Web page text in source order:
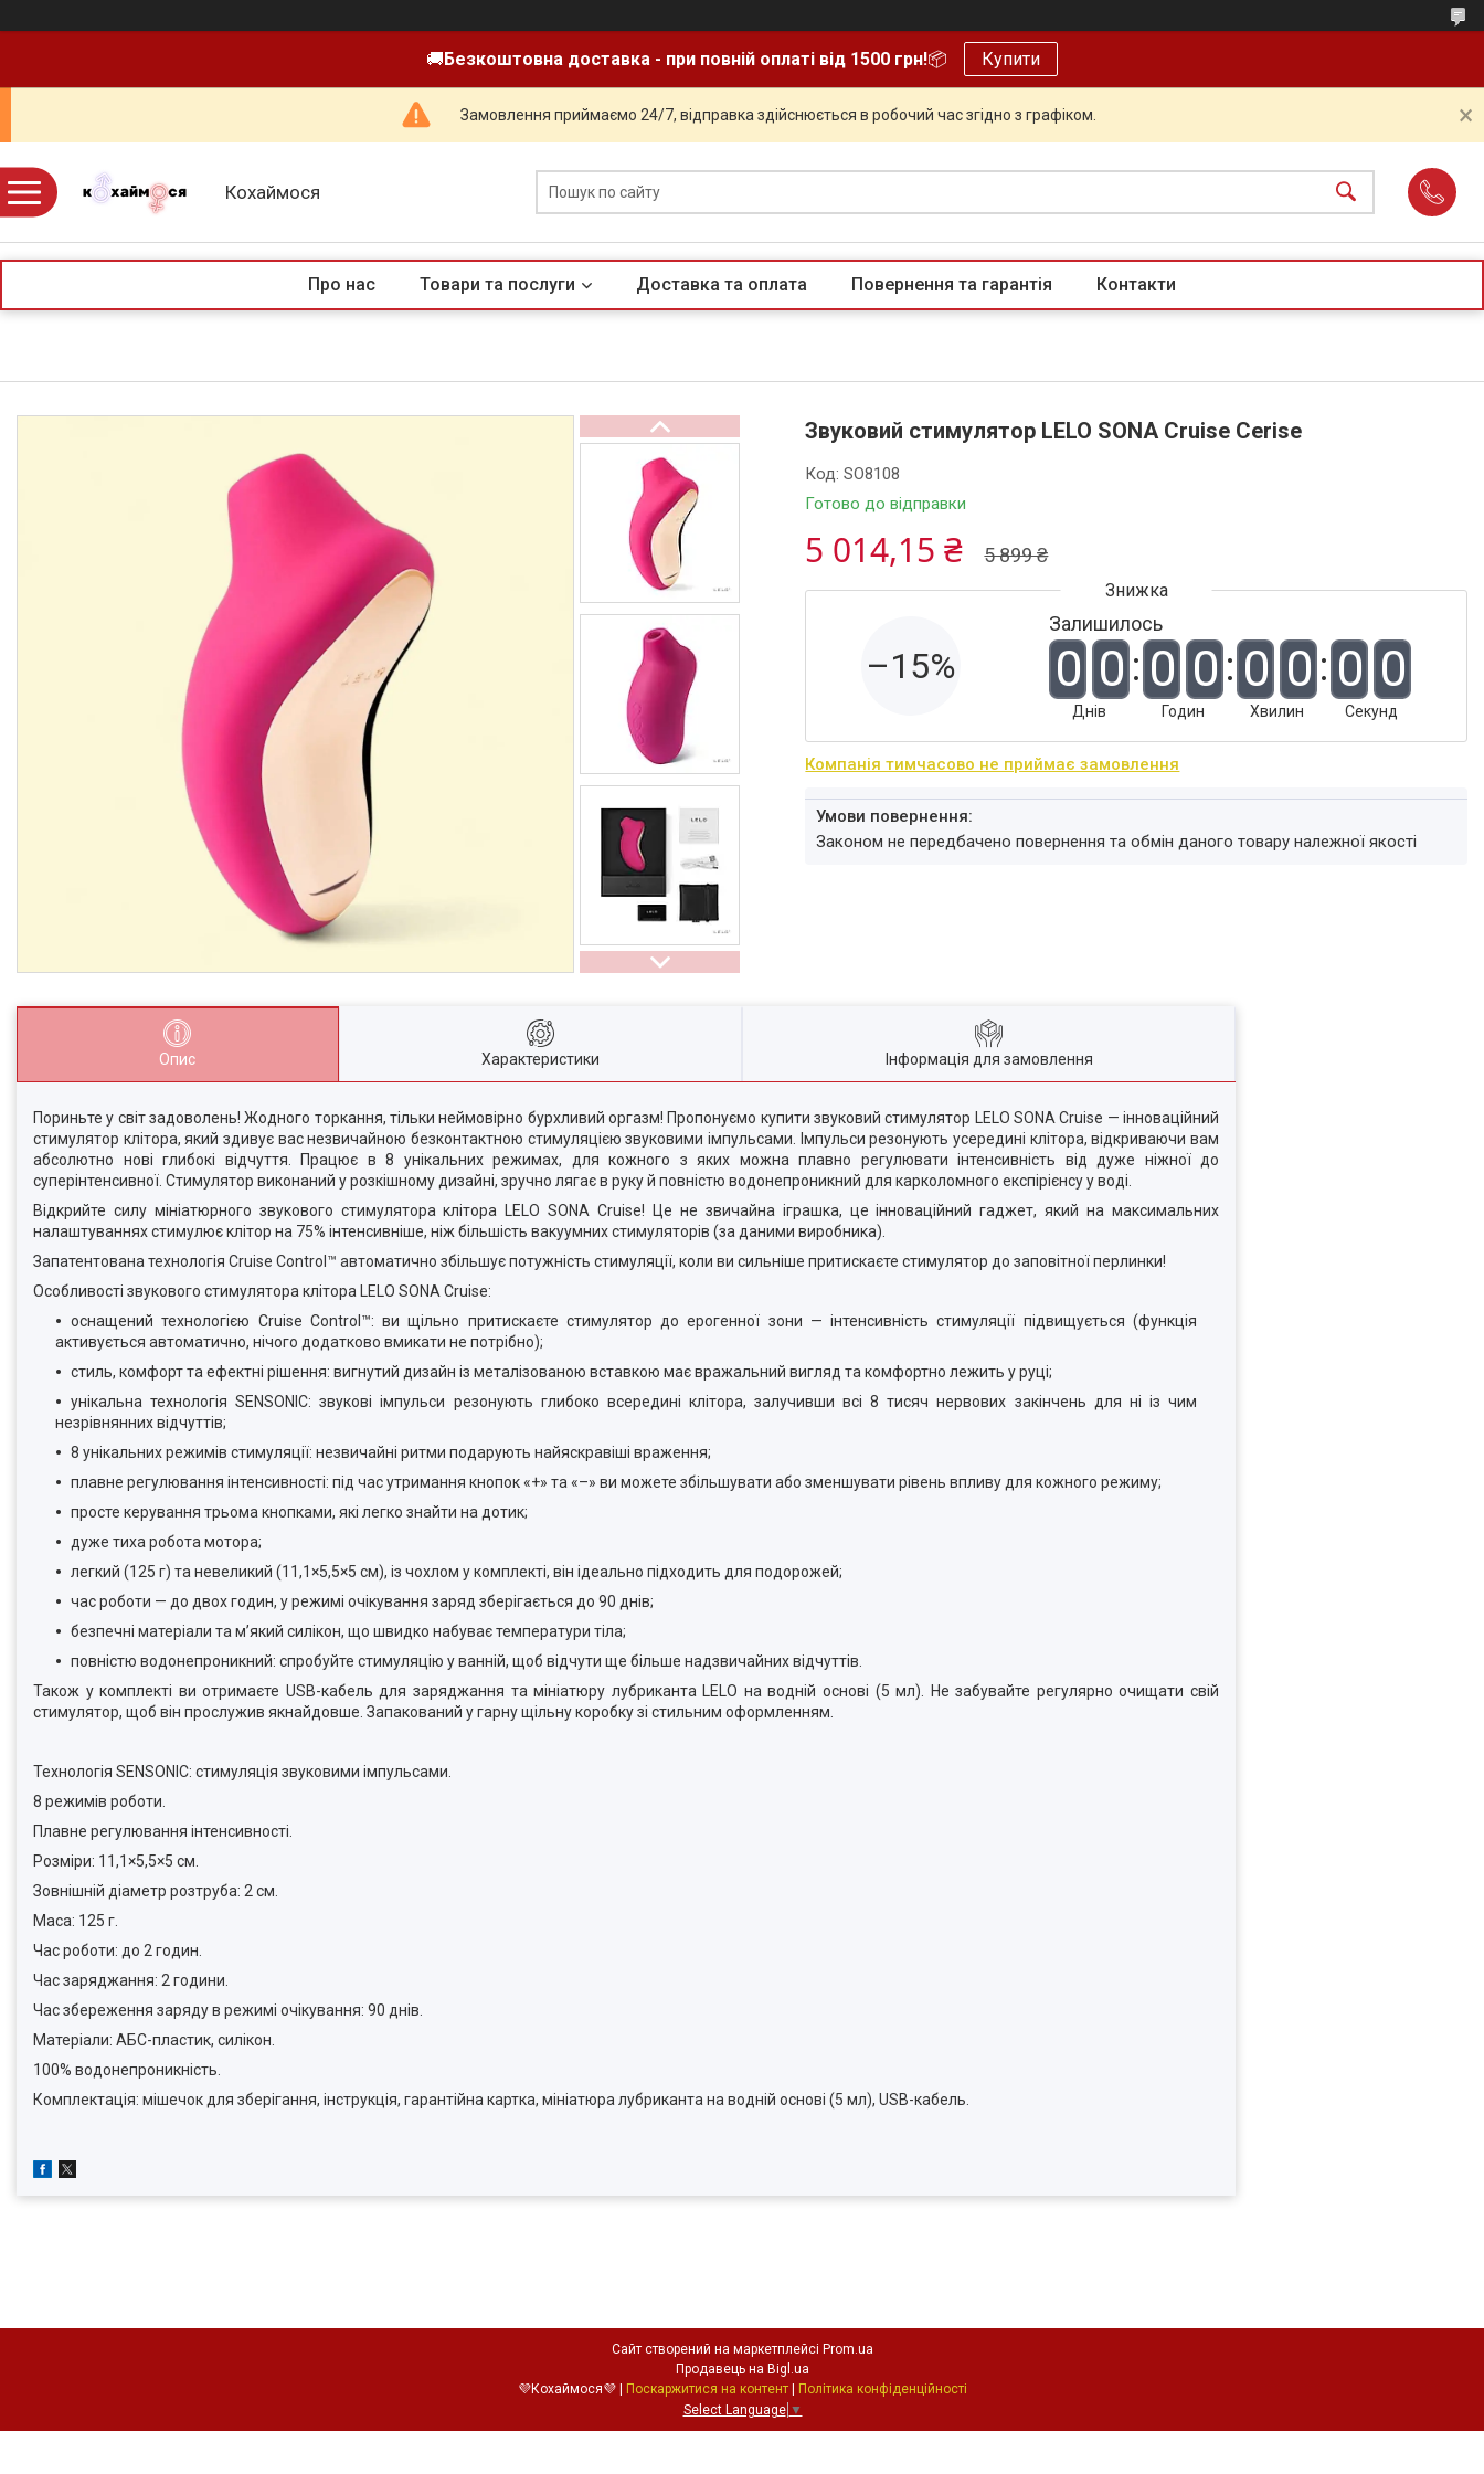
🚚Безкоштовна доставка - при повній оплаті від 1500 грн!📦 Купити
Замовлення приймаємо 24/7, відправка здійснюється в робочий час згідно з графіком.
Кохаймося
Про нас Товари та послуги Доставка та оплата Повернення та гарантія Контакти
Звуковий стимулятор LELO SONA Cruise Cerise
Готово до відправки
Код:SO8108
5 899 ₴
5 014,15 ₴
–15%
Залишилось
0 0
Днів
0 0
Годин
0 0
Хвилин
0 0
Секунд
Компанія тимчасово не приймає замовлення
Законом не передбачено повернення та обмін даного товару належної якості
Опис Характеристики Інформація для замовлення
Пориньте у світ задоволень! Жодного торкання, тільки неймовірно бурхливий оргазм! Пропонуємо купити звуковий стимулятор LELO SONA Cruise — інноваційний
стимулятор клітора, який здивує вас незвичайною безконтактною стимуляцією звуковими імпульсами. Імпульси резонують усередині клітора, відкриваючи вам
абсолютно нові глибокі відчуття. Працює в 8 унікальних режимах, для кожного з яких можна плавно регулювати інтенсивність від дуже ніжної до
суперінтенсивної. Стимулятор виконаний у розкішному дизайні, зручно лягає в руку й повністю водонепроникний для карколомного експірієнсу у воді.
Відкрийте силу мініатюрного звукового стимулятора клітора LELO SONA Cruise! Це не звичайна іграшка, це інноваційний гаджет, який на максимальних
налаштуваннях стимулює клітор на 75% інтенсивніше, ніж більшість вакуумних стимуляторів (за даними виробника).
Запатентована технологія Cruise Control™ автоматично збільшує потужність стимуляції, коли ви сильніше притискаєте стимулятор до заповітної перлинки!
Особливості звукового стимулятора клітора LELO SONA Cruise:
оснащений технологією Cruise Control™: ви щільно притискаєте стимулятор до ерогенної зони — інтенсивність стимуляції підвищується (функція
активується автоматично, нічого додатково вмикати не потрібно);
стиль, комфорт та ефектні рішення: вигнутий дизайн із металізованою вставкою має вражальний вигляд та комфортно лежить у руці;
унікальна технологія SENSONIC: звукові імпульси резонують глибоко всередині клітора, залучивши всі 8 тисяч нервових закінчень для ні із чим
незрівнянних відчуттів;
8 унікальних режимів стимуляції: незвичайні ритми подарують найяскравіші враження;
плавне регулювання інтенсивності: під час утримання кнопок «+» та «–» ви можете збільшувати або зменшувати рівень впливу для кожного режиму;
просте керування трьома кнопками, які легко знайти на дотик;
дуже тиха робота мотора;
легкий (125 г) та невеликий (11,1×5,5×5 см), із чохлом у комплекті, він ідеально підходить для подорожей;
час роботи — до двох годин, у режимі очікування заряд зберігається до 90 днів;
безпечні матеріали та м’який силікон, що швидко набуває температури тіла;
повністю водонепроникний: спробуйте стимуляцію у ванній, щоб відчути ще більше надзвичайних відчуттів.
Також у комплекті ви отримаєте USB-кабель для заряджання та мініатюру лубриканта LELO на водній основі (5 мл). Не забувайте регулярно очищати свій
стимулятор, щоб він прослужив якнайдовше. Запакований у гарну щільну коробку зі стильним оформленням.
Технологія SENSONIC: стимуляція звуковими імпульсами.
8 режимів роботи.
Плавне регулювання інтенсивності.
Розміри: 11,1×5,5×5 см.
Зовнішній діаметр розтруба: 2 см.
Маса: 125 г.
Час роботи: до 2 годин.
Час заряджання: 2 години.
Час збереження заряду в режимі очікування: 90 днів.
Матеріали: АБС-пластик, силікон.
100% водонепроникність.
Комплектація: мішечок для зберігання, інструкція, гарантійна картка, мініатюра лубриканта на водній основі (5 мл), USB-кабель.
Сайт створений на маркетплейсі Prom.ua
Продавець на Bigl.ua
Поскаржитися на контент
Політика конфіденційності
Select Language ▼